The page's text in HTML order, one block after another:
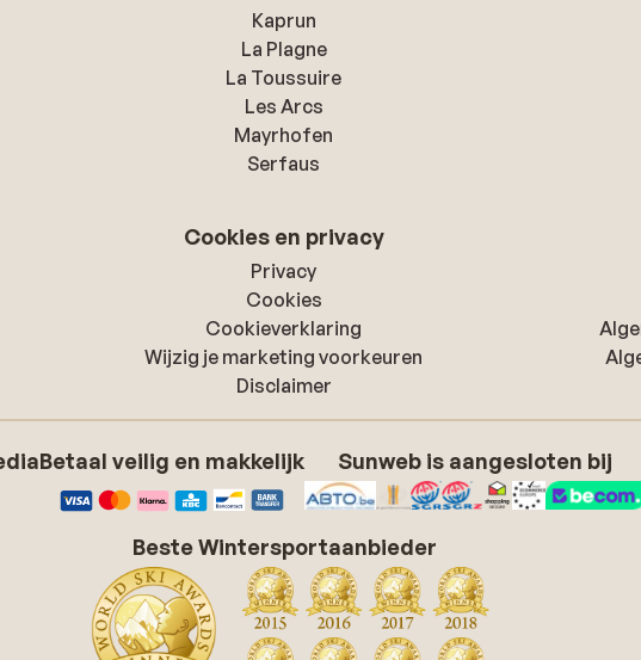
Kaprun
La Plagne
La Toussuire
Les Arcs
Mayrhofen
Serfaus
Cookies en privacy
Privacy
Cookies
Cookieverklaring
Wijzig je marketing voorkeuren
Disclaimer
Betaal veilig en makkelijk Sunweb is aangesloten bij
Beste Wintersportaanbieder